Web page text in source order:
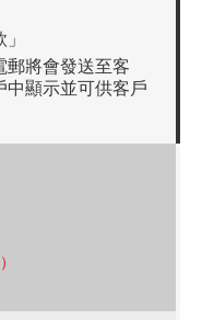
郵將會發送至客
中顯示並可供客戶